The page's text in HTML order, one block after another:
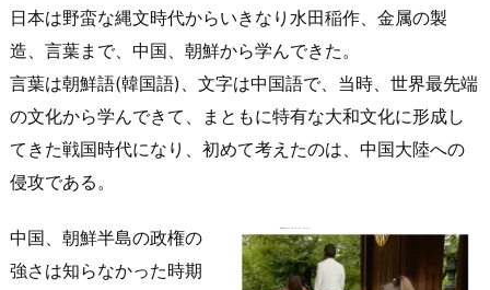
日本は野蛮な縄文時代からいきなり水田稲作、金属の製
造、言葉まで、中国、朝鮮から学んできた。
言葉は朝鮮語(韓国語)、文字は中国語で、当時、世界最先端
の文化から学んできて、まともに特有な大和文化に形成し
てきた戦国時代になり、初めて考えたのは、中国大陸への
侵攻である。
中国、朝鮮半島の政権の
強さは知らなかった時期